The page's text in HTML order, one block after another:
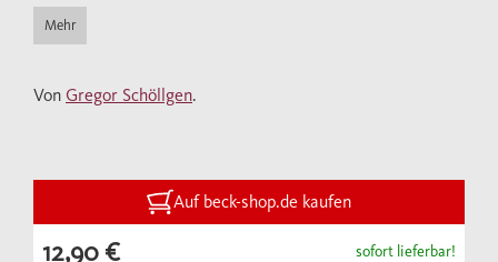
Diplomaten nach und bietet zugleich eine
genaue Analyse seiner Schriften wie seiner
nuancierte Portrait eines Konservativen
Opposition gegen das Hitlerregime geführt
Mehr
Von Gregor Schöllgen.
Auf beck-shop.de kaufen
12,90 € sofort lieferbar!